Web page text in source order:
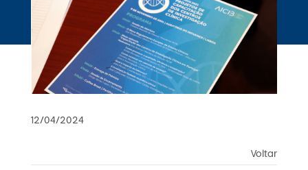
12/04/2024
Voltar